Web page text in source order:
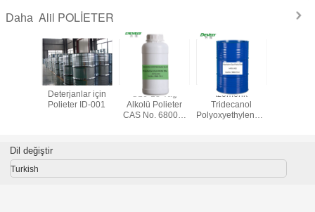
Daha Alil POLİETER
Deterjanlar için
Polieter ID-001
C16-18 Yağ
Alkolü Polieter
CAS No. 68002-
Izomerik
Tridecanol
PolyoxyethyleneEther
Dil değiştir
Turkish